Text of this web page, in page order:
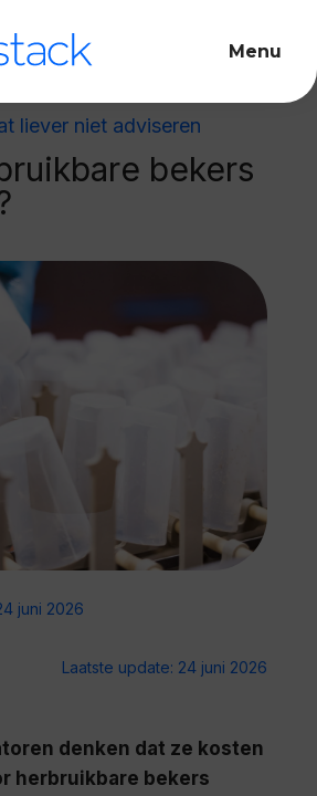
liever niet adviseren
bekers
juni 2026
Laatste update: 24 juni 2026
denken dat ze kosten
herbruikbare bekers